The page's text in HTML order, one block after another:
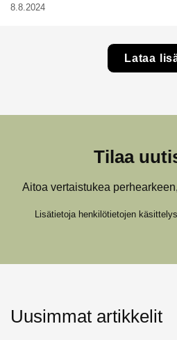
8.8.2024
Lataa
Tilaa
Aitoa vertaistukea
Lisätietoja henkilötietojen
Uusimmat artikkelit